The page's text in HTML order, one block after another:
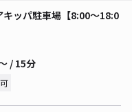
ッパ駐車場【8:00～18:0
/ 15分